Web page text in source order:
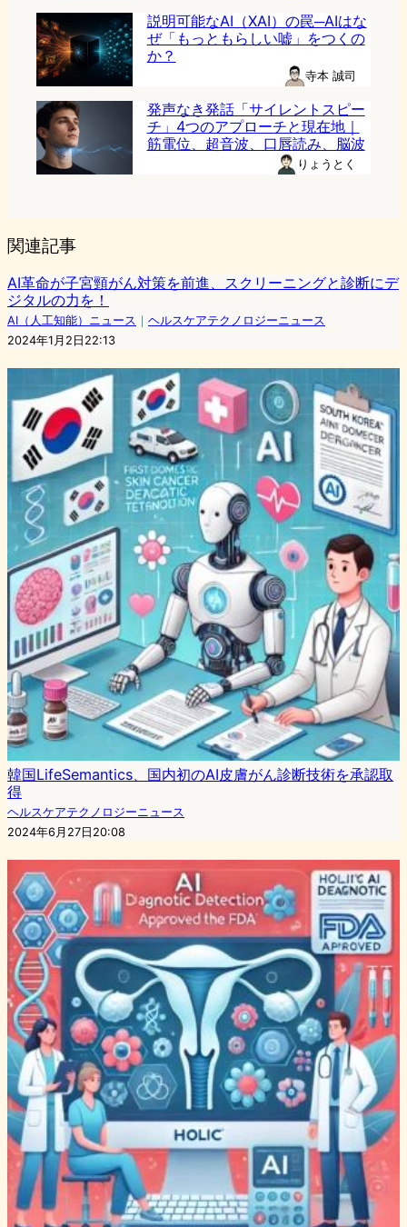
説明可能なAI（XAI）の罠─AIはな
ぜ「もっともらしい嘘」をつくの
か？
寺本 誠司
発声なき発話「サイレントスピー
チ」4つのアプローチと現在地｜
筋電位、超音波、口唇読み、脳波
りょうとく
関連記事
AI革命が子宮頸がん対策を前進、スクリーニングと診断にデ
ジタルの力を！
AI（人工知能）ニュース ｜ ヘルスケアテクノロジーニュース
2024年1月2日22:13
韓国LifeSemantics、国内初のAI皮膚がん診断技術を承認取
得
ヘルスケアテクノロジーニュース
2024年6月27日20:08